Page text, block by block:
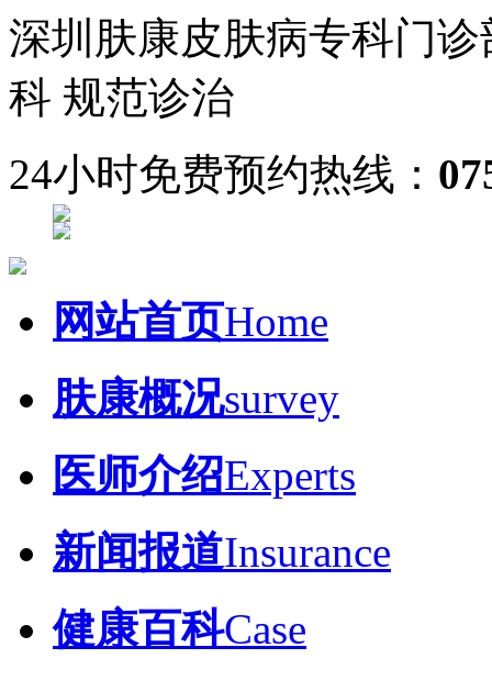
深圳肤康皮肤病专科门诊
科 规范诊治
24小时免费预约热线：
网站首页Home
肤康概况survey
医师介绍Experts
新闻报道Insurance
健康百科Case